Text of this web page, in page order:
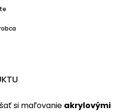
si maľovanie akrylovými